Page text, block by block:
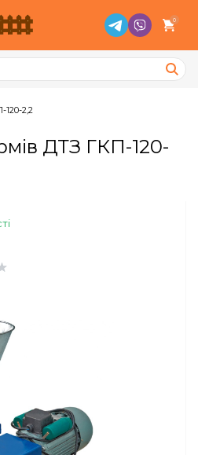
0
обладнання
120-2,2
ДТЗ ГКП-120-